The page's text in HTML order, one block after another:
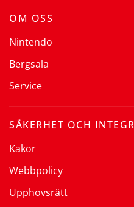
OM OSS
Nintendo
Bergsala
Service
SÄKERHET OCH
Kakor
Webbpolicy
Upphovsrätt